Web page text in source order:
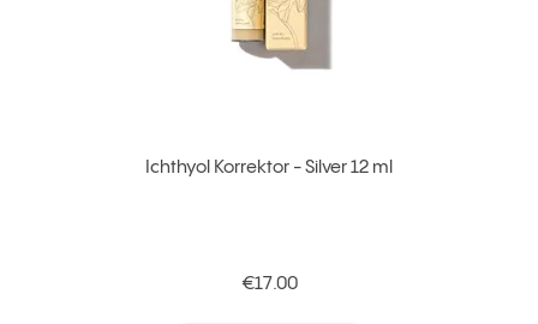
Ichthyol Korrektor - Silver 12 ml
€17.00